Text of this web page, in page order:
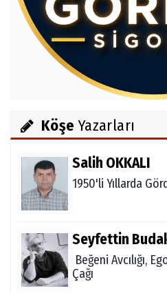
Köşe Yazarları
Av.Cenap GÜVEN
Gördesli Şair Alim
Ahmet İNCE
Salih OKKALI
1950'li Yıllarda
Seyfettin
Beğeni Avcılığı,
Çağı